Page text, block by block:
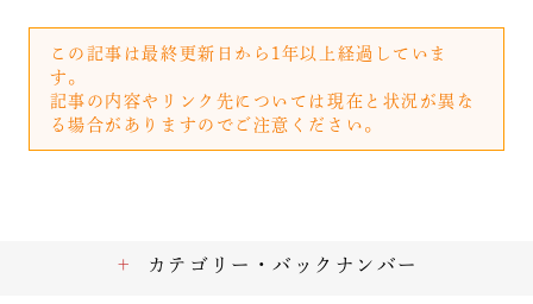
この記事は最終更新日から1年以上経過していま
す。
記事の内容やリンク先については現在と状況が異な
る場合がありますのでご注意ください。
カテゴリー・バックナンバー